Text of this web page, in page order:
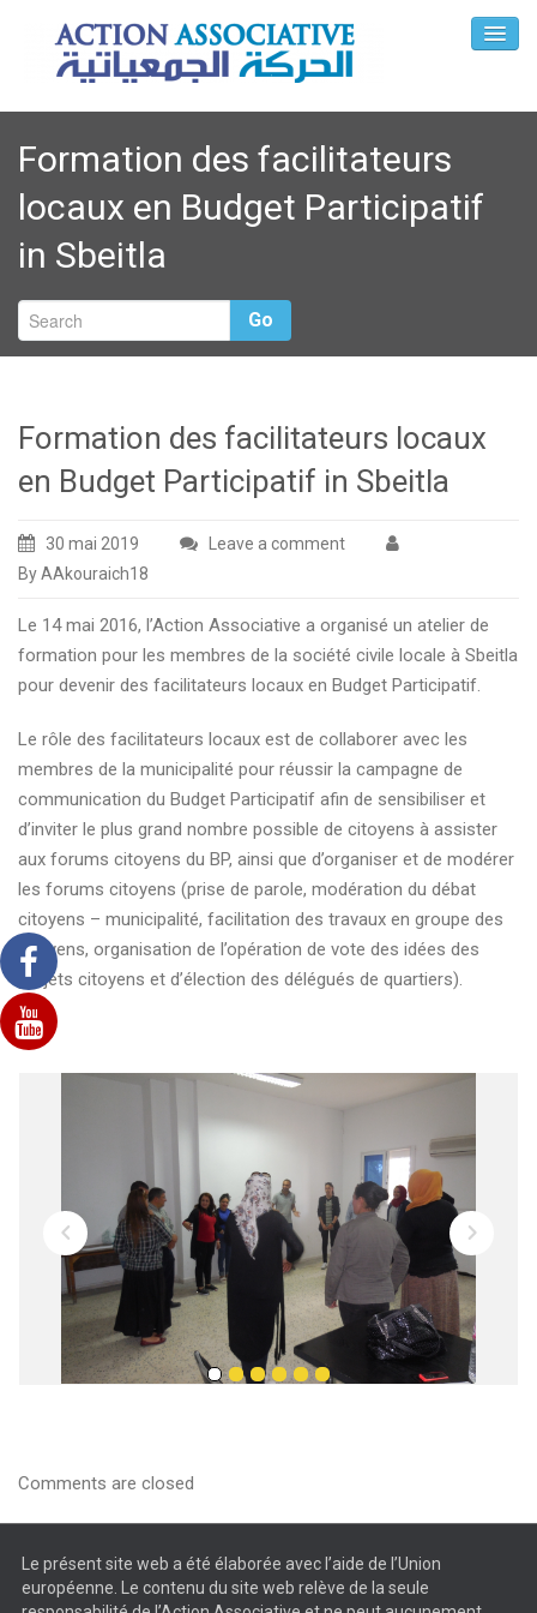
Formation des facilitateurs
locaux en Budget Participatif
in Sbeitla
Go
Formation des facilitateurs locaux
en Budget Participatif in Sbeitla
30 mai 2019
Leave a comment
By AAkouraich18
Le 14 mai 2016, l’Action Associative a organisé un atelier de
formation pour les membres de la société civile locale à Sbeitla
pour devenir des facilitateurs locaux en Budget Participatif.
Le rôle des facilitateurs locaux est de collaborer avec les
membres de la municipalité pour réussir la campagne de
communication du Budget Participatif afin de sensibiliser et
d’inviter le plus grand nombre possible de citoyens à assister
aux forums citoyens du BP, ainsi que d’organiser et de modérer
les forums citoyens (prise de parole, modération du débat
citoyens – municipalité, facilitation des travaux en groupe des
citoyens, organisation de l’opération de vote des idées des
projets citoyens et d’élection des délégués de quartiers).
Comments are closed
Le présent site web a été élaborée avec l’aide de l’Union
européenne. Le contenu du site web relève de la seule